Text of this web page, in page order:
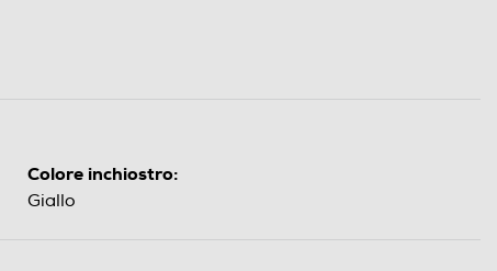
Colore inchiostro:
Giallo